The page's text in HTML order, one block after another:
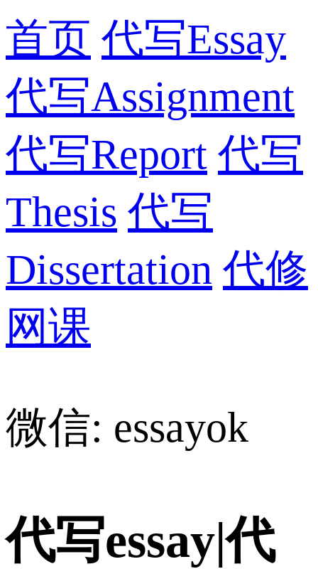
首页 代写Essay
代写Assignment
代写Report 代写
Thesis 代写
Dissertation 代修
网课
微信: essayok
代写essay|代